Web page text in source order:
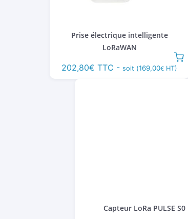
Prise électrique intelligente
LoRaWAN
202,80€ TTC -soit (169,00€ HT)
Capteur LoRa PULSE S0